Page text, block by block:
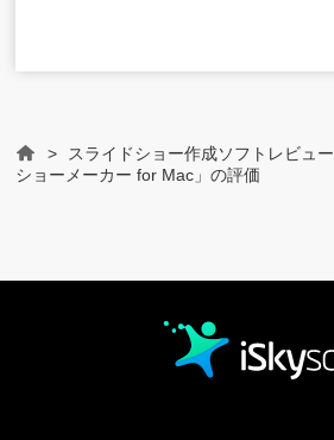
Home
> スライドショー作成ソフトレビュー
ショーメーカー for Mac」の評価